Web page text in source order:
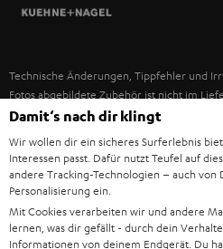
NEUHEITEN
UNSER MANAGEMENT
UNSERE WERTE
BILDUNGSRABATT
GESCHENKGUTSCHEIN
BARRIEREFREIHEIT
USA
WEITERE LÄNDER
Technische Änderungen, Tippfehler und
Fotos abgebildete Zubehör ist nicht im
Entsorgungsgebühren für Batterien sind im
©2026 Lautsprecher Teufel GmbH - All
Impressum AGB
Vertrag widerrufen
Damit‘s nach dir klingt
Wir wollen dir ein sicheres Surferlebnis
Interessen passt. Dafür nutzt Teufel auf
andere Tracking-Technologien – auch
Personalisierung ein.
Mit Cookies verarbeiten wir und andere
lernen, was dir gefällt - durch dein
Informationen von deinem Endgerät. Du